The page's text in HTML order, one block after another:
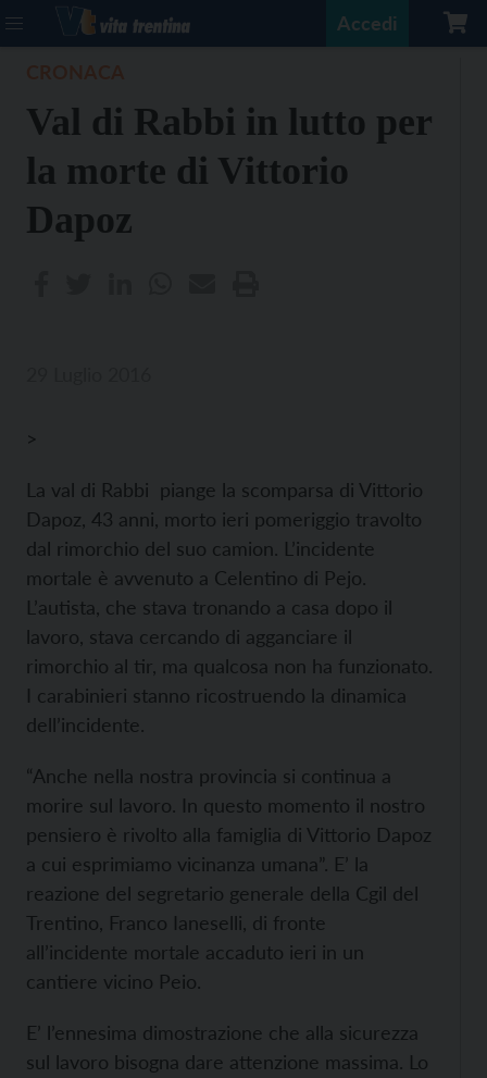
Accedi
Val di Rabbi in lutto per
la morte di Vittorio
Dapoz
>
La val di Rabbi piange la scomparsa di Vittorio
Dapoz, 43 anni, morto ieri pomeriggio travolto
dal rimorchio del suo camion. L’incidente
mortale è avvenuto a Celentino di Pejo.
L’autista, che stava tronando a casa dopo il
lavoro, stava cercando di agganciare il
rimorchio al tir, ma qualcosa non ha funzionato.
I carabinieri stanno ricostruendo la dinamica
dell’incidente.
“Anche nella nostra provincia si continua a
morire sul lavoro. In questo momento il nostro
pensiero è rivolto alla famiglia di Vittorio Dapoz
a cui esprimiamo vicinanza umana”. E’ la
reazione del segretario generale della Cgil del
Trentino, Franco Ianeselli, di fronte
all’incidente mortale accaduto ieri in un
cantiere vicino Peio.
E’ l’ennesima dimostrazione che alla sicurezza
sul lavoro bisogna dare attenzione massima. Lo